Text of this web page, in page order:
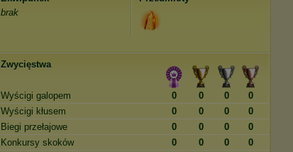
brak
Zwycięstwa
Wyścigi galopem 0 0 0
0
Wyścigi kłusem
0 0 0
0
Biegi przełajowe
0 0 0
0
Konkursy skoków
0 0 0 0